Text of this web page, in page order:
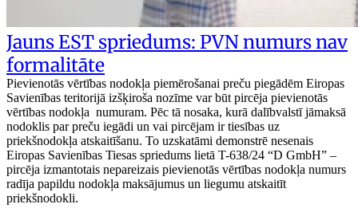
Jauns EST spriedums: PVN numurs nav
formalitāte
Pievienotās vērtības nodokļa piemērošanai preču piegādēm Eiropas
Savienības teritorijā izšķiroša nozīme var būt pircēja pievienotās
vērtības nodokļa numuram. Pēc tā nosaka, kurā dalībvalstī jāmaksā
nodoklis par preču iegādi un vai pircējam ir tiesības uz
priekšnodokļa atskaitīšanu. To uzskatāmi demonstrē nesenais
Eiropas Savienības Tiesas spriedums lietā T-638/24 “D GmbH” –
pircēja izmantotais nepareizais pievienotās vērtības nodokļa numurs
radīja papildu nodokļa maksājumus un liegumu atskaitīt
priekšnodokli.